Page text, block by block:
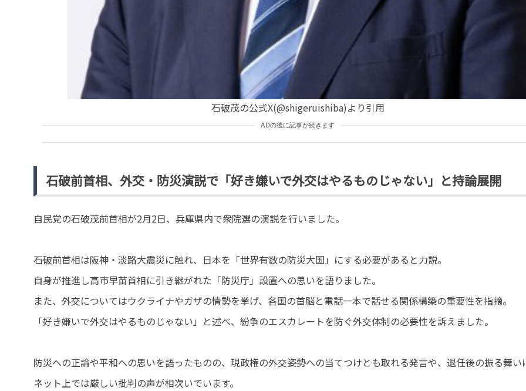
石破茂の公式X(@shigeruishiba)より引用
ADの後に記事が続きます
石破前首相、外交・防災演説で「好き嫌いで外交はやるものじゃない」と持論展開
自民党の石破茂前首相が2月2日、兵庫県内で衆院選の演説を行いました。
石破前首相は阪神・淡路大震災に触れ、日本を「世界有数の防災大国」にする必要があると力説。
自身が推進し高市早苗首相に引き継がれた「防災庁」設置への思いを語りました。
また、外交についてはウクライナやガザの情勢を挙げ、各国の首脳と電話一本で話せる関係構築の重要性を指摘。
「好き嫌いで外交はやるものじゃない」と述べ、紛争のエスカレートを防ぐ外交体制の必要性を訴えました。
防災への正論や平和への思いを語ったものの、現政権の外交姿勢への当てつけとも取れる発言や、退任後の振る舞い
ネット上では厳しい批判の声が相次いでいます。